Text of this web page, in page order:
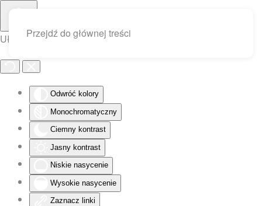
Ułatwienia dostępu
Odwróć kolory
Monochromatyczny
Ciemny kontrast
Jasny kontrast
Niskie nasycenie
Wysokie nasycenie
Zaznacz linki
Przejdź do głównej treści